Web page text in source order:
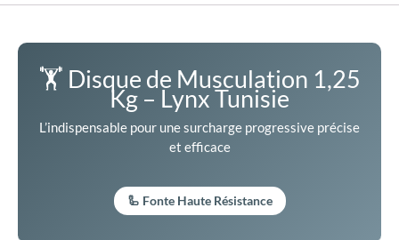
🏋️ Disque de Musculation 1,25
Kg – Lynx Tunisie
L’indispensable pour une surcharge progressive précise
et efficace
🦾 Fonte Haute Résistance